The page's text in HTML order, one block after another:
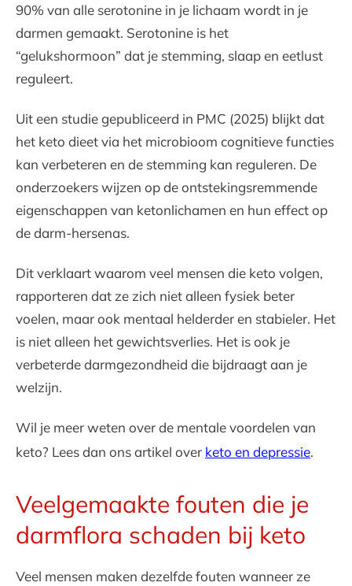
90% van alle serotonine in je lichaam wordt in je
darmen gemaakt. Serotonine is het
“gelukshormoon” dat je stemming, slaap en eetlust
reguleert.
Uit een studie gepubliceerd in PMC (2025) blijkt dat
het keto dieet via het microbioom cognitieve functies
kan verbeteren en de stemming kan reguleren. De
onderzoekers wijzen op de ontstekingsremmende
eigenschappen van ketonlichamen en hun effect op
de darm-hersenas.
Dit verklaart waarom veel mensen die keto volgen,
rapporteren dat ze zich niet alleen fysiek beter
voelen, maar ook mentaal helderder en stabieler. Het
is niet alleen het gewichtsverlies. Het is ook je
verbeterde darmgezondheid die bijdraagt aan je
welzijn.
Wil je meer weten over de mentale voordelen van
keto? Lees dan ons artikel over keto en depressie.
Veelgemaakte fouten die je
darmflora schaden bij keto
Veel mensen maken dezelfde fouten wanneer ze